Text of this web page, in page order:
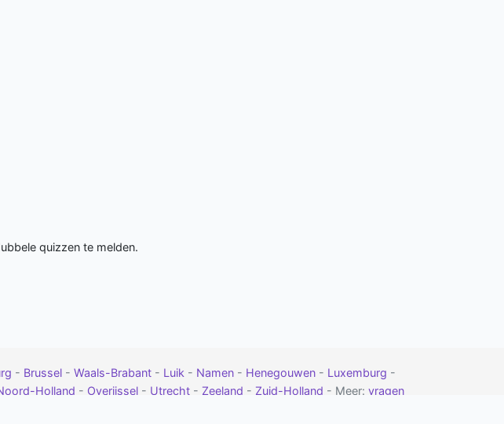
quizzen te melden.
- Brussel - Waals-Brabant - Luik - Namen - Henegouwen - Luxemburg -
Holland - Overijssel - Utrecht - Zeeland - Zuid-Holland - Meer: vragen